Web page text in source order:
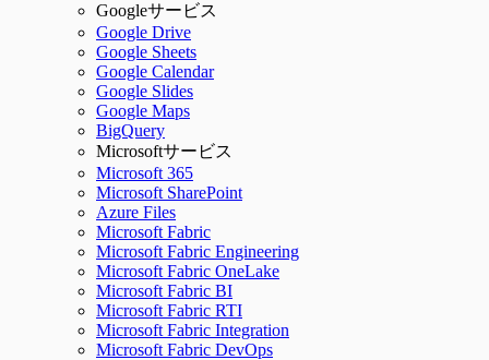
Googleサービス
Google Drive
Google Sheets
Google Calendar
Google Slides
Google Maps
BigQuery
Microsoftサービス
Microsoft 365
Microsoft SharePoint
Azure Files
Microsoft Fabric
Microsoft Fabric Engineering
Microsoft Fabric OneLake
Microsoft Fabric BI
Microsoft Fabric RTI
Microsoft Fabric Integration
Microsoft Fabric DevOps